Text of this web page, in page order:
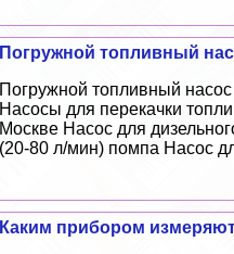
Погружной топливный
Погружной топливный насос
Насосы для перекачки
Москве Насос для
(20-80 л/мин) помпа Насос
Каким прибором